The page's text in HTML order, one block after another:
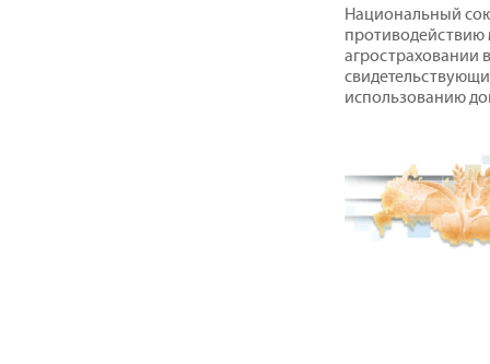
Национальный
агростраховании
использованию